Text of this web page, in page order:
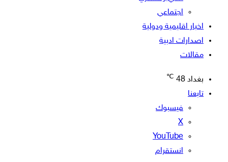
اجتماعي
اخبار اقليمية ودولية
اصدارات ادبية
مقالات
بغداد 48
℃
تابعنا
فيسبوك
‫X
‫YouTube
انستقرام